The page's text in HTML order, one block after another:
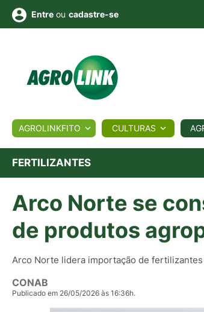
BIOLÓGICOS COTAÇÕES
Conversor Colunistas Eventos
e
Entre ou cadastre-se
AGROLINKFITO CULTURAS
FERTILIZANTES
Arco Norte se
de produtos
Arco Norte lidera importação de
CONAB
Publicado em 26/05/2026 às 16:36h.